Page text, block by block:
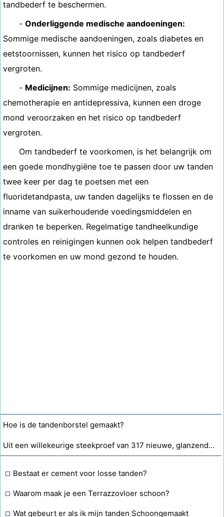
tandbederf te beschermen.
- Onderliggende medische aandoeningen:
Sommige medische aandoeningen, zoals diabetes en
eetstoornissen, kunnen het risico op tandbederf
vergroten.
- Medicijnen: Sommige medicijnen, zoals
chemotherapie en antidepressiva, kunnen een droge
mond veroorzaken en het risico op tandbederf
vergroten.
Om tandbederf te voorkomen, is het belangrijk om
een ​​goede mondhygiëne toe te passen door uw tanden
twee keer per dag te poetsen met een
fluoridetandpasta, uw tanden dagelijks te flossen en de
inname van suikerhoudende voedingsmiddelen en
dranken te beperken. Regelmatige tandheelkundige
controles en reinigingen kunnen ook helpen tandbederf
te voorkomen en uw mond gezond te houden.
Hoe is de tandenborstel gemaakt?
Uit een willekeurige steekproef van 317 nieuwe, glanzende elektrische tandenborstels bleek dat er 19 defect waren. Hoe schat u de kans in dat een tandenborstel is wat u schat?
Bestaat er cement voor losse tanden?
Waarom maak je een Terrazzovloer schoon?
Wat gebeurt er als ik mijn tanden Schoongemaakt